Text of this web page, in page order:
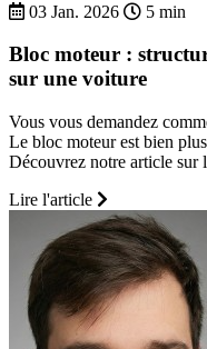
03 Jan. 2026
5 min
Bloc moteur :
sur une voiture
Vous vous demandez
Le bloc moteur est bien
Découvrez notre article sur
Lire l'article